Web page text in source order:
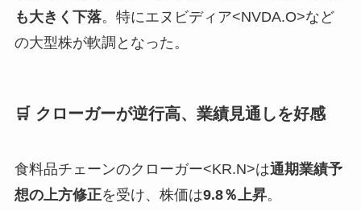
も大きく下落。特にエヌビディア<NVDA.O>など
の大型株が軟調となった。
🛒 クローガーが逆行高、業績見通しを好感
食料品チェーンのクローガー<KR.N>は通期業績予
想の上方修正を受け、株価は9.8％上昇。